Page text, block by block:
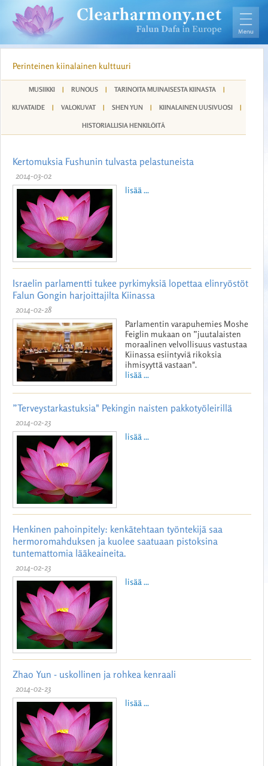
Perinteinen kiinalainen kulttuuri
MUSIIKKI | RUNOUS | TARINOITA MUINAISESTA KIINASTA |
KUVATAIDE | VALOKUVAT | SHEN YUN | KIINALAINEN UUSIVUOSI |
HISTORIALLISIA HENKILÖITÄ
Kertomuksia Fushunin tulvasta pelastuneista
2014-03-02
lisää ...
Israelin parlamentti tukee pyrkimyksiä lopettaa elinryöstöt
Falun Gongin harjoittajilta Kiinassa
2014-02-28
Parlamentin varapuhemies Moshe
Feiglin mukaan on ”juutalaisten
moraalinen velvollisuus vastustaa
Kiinassa esiintyviä rikoksia
ihmisyyttä vastaan".
lisää ...
”Terveystarkastuksia" Pekingin naisten pakkotyöleirillä
2014-02-23
lisää ...
Henkinen pahoinpitely: kenkätehtaan työntekijä saa
hermoromahduksen ja kuolee saatuaan pistoksina
tuntemattomia lääkeaineita.
2014-02-23
lisää ...
Zhao Yun - uskollinen ja rohkea kenraali
2014-02-23
lisää ...